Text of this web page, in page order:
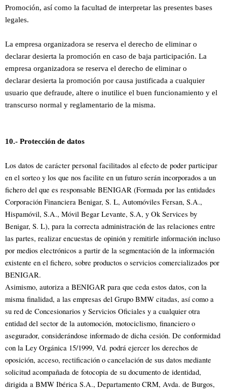
Promoción, así como la facultad de interpretar las presentes bases
legales.
La empresa organizadora se reserva el derecho de eliminar o
declarar desierta la promoción en caso de baja participación. La
empresa organizadora se reserva el derecho de eliminar o
declarar desierta la promoción por causa justificada a cualquier
usuario que defraude, altere o inutilice el buen funcionamiento y el
transcurso normal y reglamentario de la misma.
10.- Protección de datos
Los datos de carácter personal facilitados al efecto de poder participar
en el sorteo y los que nos facilite en un futuro serán incorporados a un
fichero del que es responsable BENIGAR (Formada por las entidades
Corporación Financiera Benigar, S. L, Automóviles Fersan, S.A.,
Hispamóvil, S.A., Móvil Begar Levante, S.A, y Ok Services by
Benigar, S. L), para la correcta administración de las relaciones entre
las partes, realizar encuestas de opinión y remitirle información incluso
por medios electrónicos a partir de la segmentación de la información
existente en el fichero, sobre productos o servicios comercializados por
BENIGAR.
Asimismo, autoriza a BENIGAR para que ceda estos datos, con la
misma finalidad, a las empresas del Grupo BMW citadas, así como a
su red de Concesionarios y Servicios Oficiales y a cualquier otra
entidad del sector de la automoción, motociclismo, financiero o
asegurador, considerándose informado de dicha cesión. De conformidad
con la Ley Orgánica 15/1999, Vd. podrá ejercer los derechos de
oposición, acceso, rectificación o cancelación de sus datos mediante
solicitud acompañada de fotocopia de su documento de identidad,
dirigida a BMW Ibérica S.A., Departamento CRM, Avda. de Burgos,